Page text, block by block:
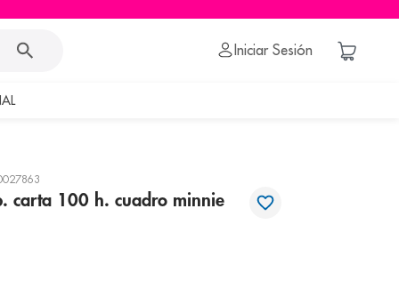
Iniciar Sesión
carta 100 h. cuadro minnie